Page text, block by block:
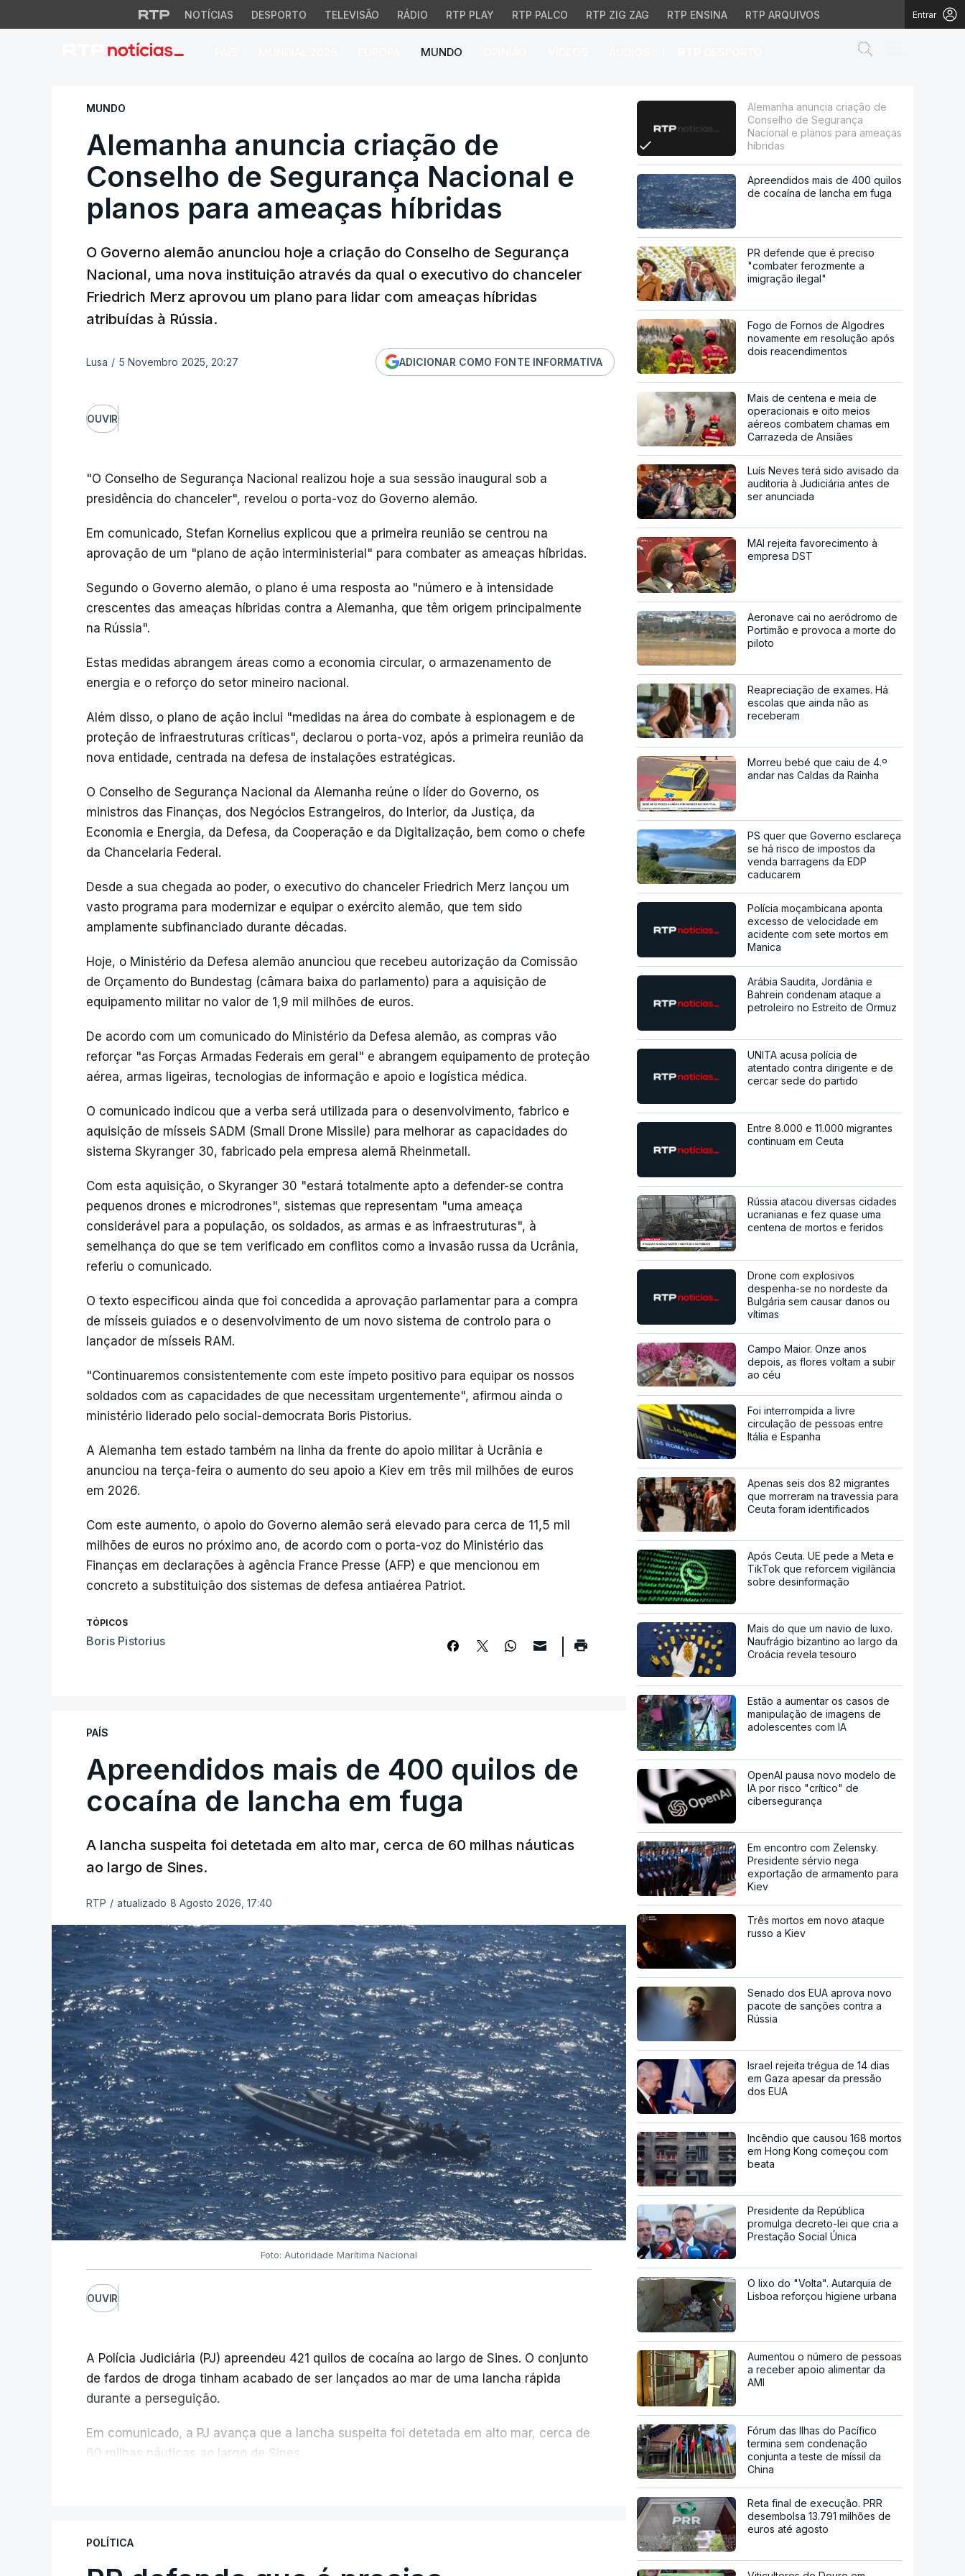
NOTÍCIAS DESPORTO TELEVISÃO RÁDIO RTP PLAY RTP PALCO RTP ZIG ZAG RTP ENSINA RTP ARQUIVOS Entrar
MUNDO
Alemanha anuncia criação de Conselho de Segurança Nacional
MUNDO
Alemanha anuncia criação de
Conselho de Segurança Nacional e
planos para ameaças híbridas
O Governo alemão anunciou hoje a criação do Conselho de Segurança
Nacional, uma nova instituição através da qual o executivo do chanceler
Friedrich Merz aprovou um plano para lidar com ameaças híbridas
atribuídas à Rússia.
Lusa / 5 Novembro 2025, 20:27 ADICIONAR COMO FONTE INFORMATIVA
OUVIR
"O Conselho de Segurança Nacional realizou hoje a sua sessão inaugural sob a
presidência do chanceler", revelou o porta-voz do Governo alemão.
Em comunicado, Stefan Kornelius explicou que a primeira reunião se centrou na
aprovação de um "plano de ação interministerial" para combater as ameaças híbridas.
Segundo o Governo alemão, o plano é uma resposta ao "número e à intensidade
crescentes das ameaças híbridas contra a Alemanha, que têm origem principalmente
na Rússia".
Estas medidas abrangem áreas como a economia circular, o armazenamento de
energia e o reforço do setor mineiro nacional.
Além disso, o plano de ação inclui "medidas na área do combate à espionagem e de
proteção de infraestruturas críticas", declarou o porta-voz, após a primeira reunião da
nova entidade, centrada na defesa de instalações estratégicas.
O Conselho de Segurança Nacional da Alemanha reúne o líder do Governo, os
ministros das Finanças, dos Negócios Estrangeiros, do Interior, da Justiça, da
Economia e Energia, da Defesa, da Cooperação e da Digitalização, bem como o chefe
da Chancelaria Federal.
Desde a sua chegada ao poder, o executivo do chanceler Friedrich Merz lançou um
vasto programa para modernizar e equipar o exército alemão, que tem sido
amplamente subfinanciado durante décadas.
Hoje, o Ministério da Defesa alemão anunciou que recebeu autorização da Comissão
de Orçamento do Bundestag (câmara baixa do parlamento) para a aquisição de
equipamento militar no valor de 1,9 mil milhões de euros.
De acordo com um comunicado do Ministério da Defesa alemão, as compras vão
reforçar "as Forças Armadas Federais em geral" e abrangem equipamento de proteção
aérea, armas ligeiras, tecnologias de informação e apoio e logística médica.
O comunicado indicou que a verba será utilizada para o desenvolvimento, fabrico e
aquisição de mísseis SADM (Small Drone Missile) para melhorar as capacidades do
sistema Skyranger 30, fabricado pela empresa alemã Rheinmetall.
Com esta aquisição, o Skyranger 30 "estará totalmente apto a defender-se contra
pequenos drones e microdrones", sistemas que representam "uma ameaça
considerável para a população, os soldados, as armas e as infraestruturas", à
semelhança do que se tem verificado em conflitos como a invasão russa da Ucrânia,
referiu o comunicado.
O texto especificou ainda que foi concedida a aprovação parlamentar para a compra
de mísseis guiados e o desenvolvimento de um novo sistema de controlo para o
lançador de mísseis RAM.
"Continuaremos consistentemente com este ímpeto positivo para equipar os nossos
soldados com as capacidades de que necessitam urgentemente", afirmou ainda o
ministério liderado pelo social-democrata Boris Pistorius.
A Alemanha tem estado também na linha da frente do apoio militar à Ucrânia e
anunciou na terça-feira o aumento do seu apoio a Kiev em três mil milhões de euros
em 2026.
Com este aumento, o apoio do Governo alemão será elevado para cerca de 11,5 mil
milhões de euros no próximo ano, de acordo com o porta-voz do Ministério das
Finanças em declarações à agência France Presse (AFP) e que mencionou em
concreto a substituição dos sistemas de defesa antiaérea Patriot.
TÓPICOS
Boris Pistorius
PAÍS
Apreendidos mais de 400 quilos de
cocaína de lancha em fuga
A lancha suspeita foi detetada em alto mar, cerca de 60 milhas náuticas
ao largo de Sines.
RTP / atualizado 8 Agosto 2026, 17:40
Foto: Autoridade Marítima Nacional
OUVIR
A Polícia Judiciária (PJ) apreendeu 421 quilos de cocaína ao largo de Sines. O conjunto
de fardos de droga tinham acabado de ser lançados ao mar de uma lancha rápida
durante a perseguição.
Em comunicado, a PJ avança que a lancha suspeita foi detetada em alto mar, cerca de
60 milhas náuticas ao largo de Sines.
POLÍTICA
Alemanha anuncia criação de
Conselho de Segurança
Nacional e planos para ameaças
híbridas
Apreendidos mais de 400 quilos
de cocaína de lancha em fuga
PR defende que é preciso
"combater ferozmente a
imigração ilegal"
Fogo de Fornos de Algodres
novamente em resolução após
dois reacendimentos
Mais de centena e meia de
operacionais e oito meios
aéreos combatem chamas em
Carrazeda de Ansiães
Luís Neves terá sido avisado da
auditoria à Judiciária antes de
ser anunciada
MAI rejeita favorecimento à
empresa DST
Aeronave cai no aeródromo de
Portimão e provoca a morte do
piloto
Reapreciação de exames. Há
escolas que ainda não as
receberam
Morreu bebé que caiu de 4.º
andar nas Caldas da Rainha
PS quer que Governo esclareça
se há risco de impostos da
venda barragens da EDP
caducarem
Polícia moçambicana aponta
excesso de velocidade em
acidente com sete mortos em
Manica
Arábia Saudita, Jordânia e
Bahrein condenam ataque a
petroleiro no Estreito de Ormuz
UNITA acusa polícia de
atentado contra dirigente e de
cercar sede do partido
Entre 8.000 e 11.000 migrantes
continuam em Ceuta
Rússia atacou diversas cidades
ucranianas e fez quase uma
centena de mortos e feridos
Drone com explosivos
despenha-se no nordeste da
Bulgária sem causar danos ou
vítimas
Campo Maior. Onze anos
depois, as flores voltam a subir
ao céu
Foi interrompida a livre
circulação de pessoas entre
Itália e Espanha
Apenas seis dos 82 migrantes
que morreram na travessia para
Ceuta foram identificados
Após Ceuta. UE pede a Meta e
TikTok que reforcem vigilância
sobre desinformação
Mais do que um navio de luxo.
Naufrágio bizantino ao largo da
Croácia revela tesouro
Estão a aumentar os casos de
manipulação de imagens de
adolescentes com IA
OpenAI pausa novo modelo de
IA por risco "crítico" de
cibersegurança
Em encontro com Zelensky.
Presidente sérvio nega
exportação de armamento para
Kiev
Três mortos em novo ataque
russo a Kiev
Senado dos EUA aprova novo
pacote de sanções contra a
Rússia
Israel rejeita trégua de 14 dias
em Gaza apesar da pressão
dos EUA
Incêndio que causou 168 mortos
em Hong Kong começou com
beata
Presidente da República
promulga decreto-lei que cria a
Prestação Social Única
O lixo do "Volta". Autarquia de
Lisboa reforçou higiene urbana
Aumentou o número de pessoas
a receber apoio alimentar da
AMI
Fórum das Ilhas do Pacífico
termina sem condenação
conjunta a teste de míssil da
China
Reta final de execução. PRR
desembolsa 13.791 milhões de
euros até agosto